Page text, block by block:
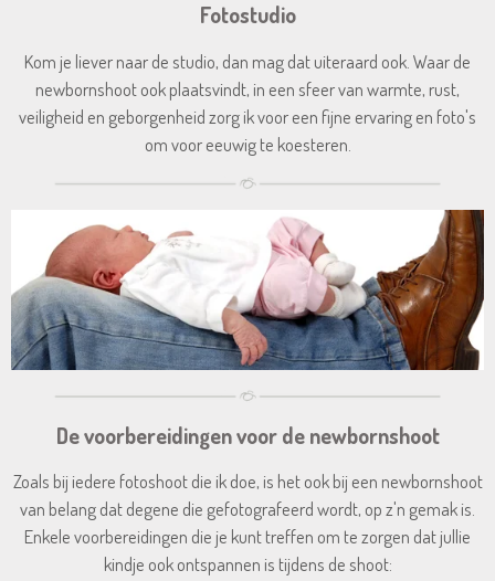
Fotostudio
Kom je liever naar de studio, dan mag dat uiteraard ook. Waar de
newbornshoot ook plaatsvindt, in een sfeer van warmte, rust,
veiligheid en geborgenheid zorg ik voor een fijne ervaring en foto's
om voor eeuwig te koesteren.
De voorbereidingen voor de newbornshoot
Zoals bij iedere fotoshoot die ik doe, is het ook bij een newbornshoot
van belang dat degene die gefotografeerd wordt, op z'n gemak is.
Enkele voorbereidingen die je kunt treffen om te zorgen dat jullie
kindje ook ontspannen is tijdens de shoot: